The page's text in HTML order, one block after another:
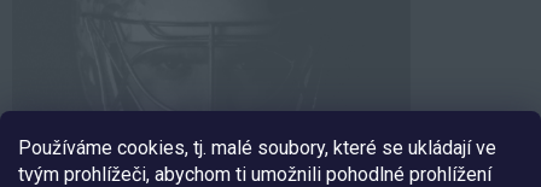
Používáme cookies, tj. malé soubory, které se ukládají ve
tvým prohlížeči, abychom ti umožnili pohodlné prohlížení